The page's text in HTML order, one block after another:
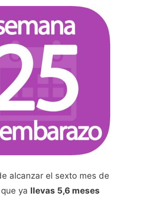
alcanzar el sexto mes de
ya llevas 5,6 meses